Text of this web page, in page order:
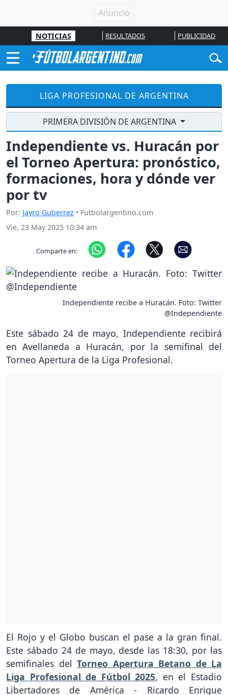
NOTICIAS RESULTADOS PUBLICIDAD
LIGA PROFESIONAL DE ARGENTINA
PRIMERA DIVISIÓN DE ARGENTINA
Independiente vs. Huracán por
el Torneo Apertura: pronóstico,
formaciones, hora y dónde ver
por tv
Por: Jayro Gutierrez • Futbolargentino.com
Vie, 23 May 2025 10:34 am
Comparte en:
Independiente recibe a Huracán. Foto: Twitter
@Independiente
Este sábado 24 de mayo, Independiente recibirá
en Avellaneda a Huracán, por la semifinal del
Torneo Apertura de la Liga Profesional.
El Rojo y el Globo buscan el pase a la gran final.
Este sábado 24 de mayo, desde las 18:30, por las
semifinales del Torneo Apertura Betano de La
Liga Profesional de Fútbol 2025, en el Estadio
Libertadores de América - Ricardo Enrique